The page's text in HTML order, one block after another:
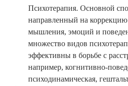
Психотерапия. Основной
направленный на коррекцию
мышления, эмоций и
множество видов
эффективны в борьбе с
например, когнитивно-
психодинамическая,